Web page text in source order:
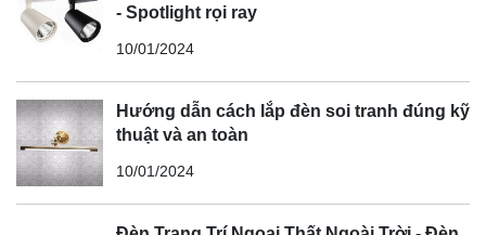
- Spotlight rọi ray
10/01/2024
Hướng dẫn cách lắp đèn soi tranh đúng kỹ
thuật và an toàn
10/01/2024